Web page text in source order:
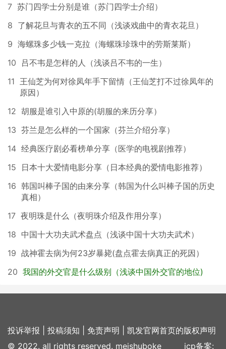
7 苏门四学士分别是谁（苏门四学士介绍）
8 了解花旦与青衣的五不同（浅谈戏曲中的青衣花旦）
9 海螺珠多少钱一克拉（海螺珠珍珠中的劳斯莱斯）
10
吕不韦是怎样的人（浅谈吕不韦的一生）
11 王仙芝为何对徐凤年手下留情（王仙芝打不过徐凤年的
原因）
12 胡服是谁引入中原的(胡服的来历分享）
13 芬兰是怎么样的一个国家（芬兰介绍分享）
14 经典医疗剧必看榜单分享（医学的电视剧推荐）
15
日本十大爱情电影分享（日本经典的爱情电影推荐）
16 韩国叫棒子国的由来分享（韩国为什么叫棒子国的历史
真相）
17 夜明珠是什么（夜明珠介绍及作用分享）
18 中国十大功夫武术盘点（浅谈中国十大功夫武术）
19 战神霍去病为何23岁暴毙(盘点霍去病真正的死因）
20 我国的外交官是什么级别（浅谈中国外交官的地位)
投诉举报 投稿须知 免责声明
凯发官网首页的版权声明
© 2022. all rights reserved. meishuboke icp备案: